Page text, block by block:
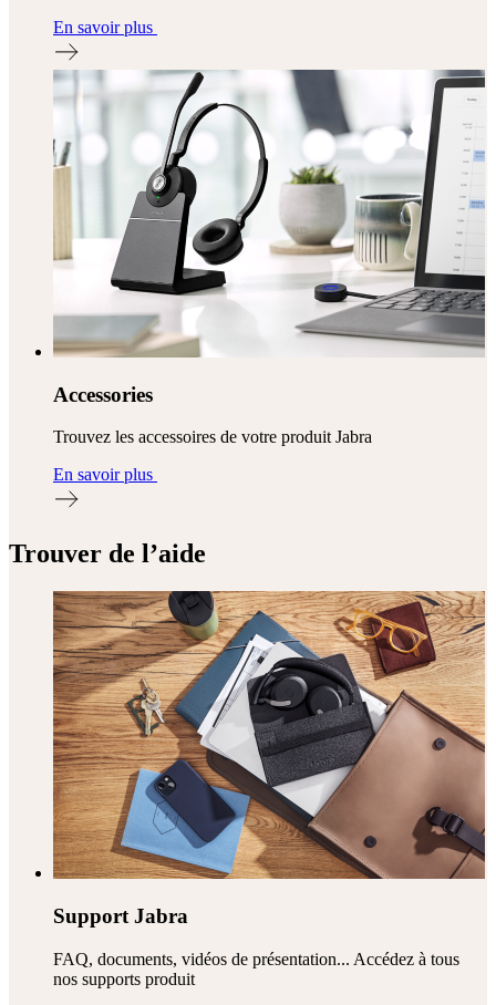
En savoir plus
Accessories
Trouvez les accessoires de votre produit Jabra
En savoir plus
Trouver de l’aide
Support Jabra
FAQ, documents, vidéos de présentation... Accédez à tous
nos supports produit